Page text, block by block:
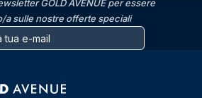
GOLD AVENUE per essere
a sulle nostre offerte speciali